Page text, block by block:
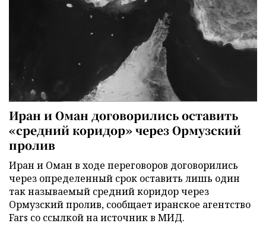
Иран и Оман договорились оставить
«средний коридор» через Ормузский
пролив
Иран и Оман в ходе переговоров договорились
через определенный срок оставить лишь один
так называемый средний коридор через
Ормузский пролив, сообщает иранское агентство
Fars со ссылкой на источник в МИД.